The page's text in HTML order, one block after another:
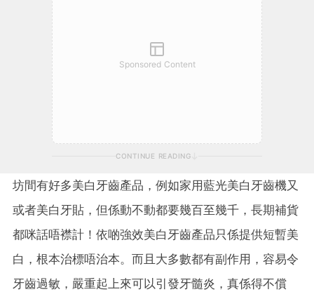
Sponsored Content
CONTINUE READING
坊間有好多美白牙齒產品，例如家用藍光美白牙齒機又
或者美白牙貼，但係動不動都要幾百至幾千，長期補貨
都咪話唔襟計！依啲強效美白牙齒產品只係提供短暫美
白，根本治標唔治本。而且大多數都有副作用，容易令
牙齒過敏，嚴重起上來可以引發牙髓炎，真係得不償